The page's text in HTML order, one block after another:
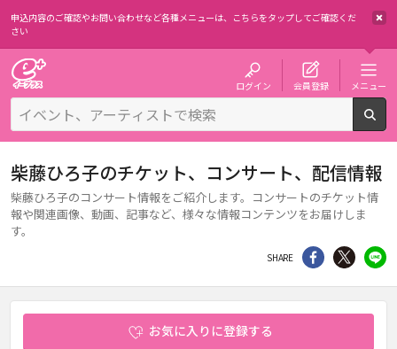
申込内容のご確認やお問い合わせなど各種メニューは、 こちらをタップしてご確認くだ
さい
ログイン 会員登録 メニュー
柴藤ひろ子のチケット、コンサート、配信情報
柴藤ひろ子のコンサート情報をご紹介します。コンサートのチケット情
報や関連画像、動画、記事など、様々な情報コンテンツをお届けしま
す。
SHARE シェア Twitter
お気に入りに登録する